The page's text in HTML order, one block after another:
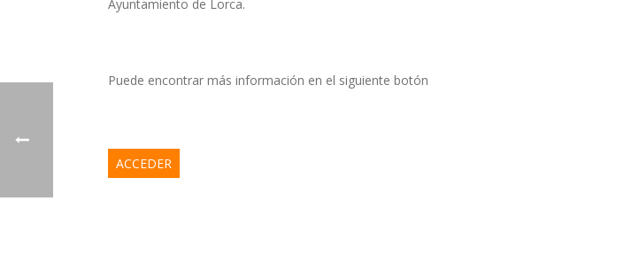
Ayuntamiento de Lorca.
Puede encontrar más información en el siguiente botón
ACCEDER